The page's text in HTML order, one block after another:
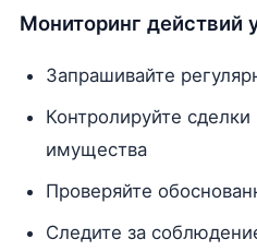
Мониторинг действий
Запрашивайте
Контролируйте
имущества
Проверяйте
Следите за